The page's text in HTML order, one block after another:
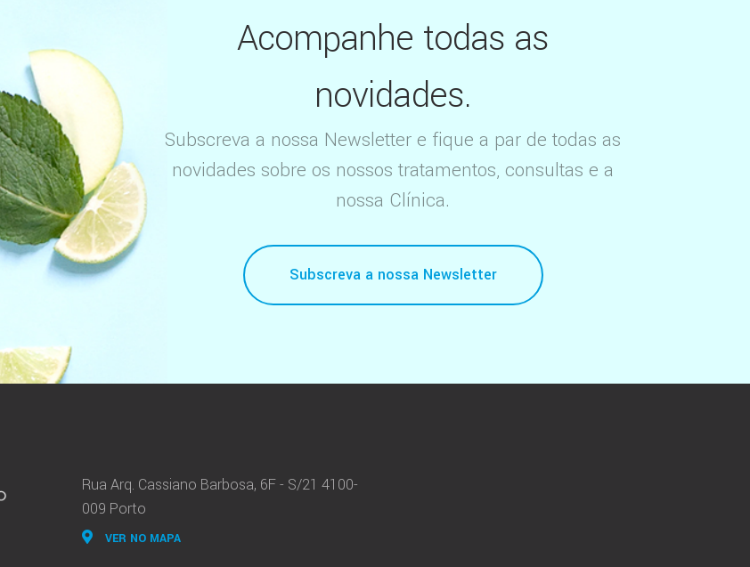
Acompanhe todas as
novidades.
Subscreva a nossa Newsletter e fique a par de todas as
novidades sobre os nossos tratamentos, consultas e a
nossa Clínica.
Subscreva a nossa Newsletter
Rua Arq. Cassiano Barbosa, 6F - S/21 4100-
009 Porto
VER NO MAPA